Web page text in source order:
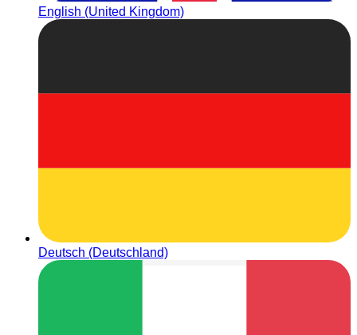
English (United Kingdom)
Deutsch (Deutschland)